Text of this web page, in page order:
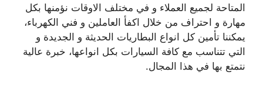
المتاحة لجميع العملاء و في مختلف الاوقات نؤمنها بكل
مهارة و احتراف من خلال اكفأ العاملين و فني الكهرباء،
يمكننا تأمين كل انواع البطاريات الحديثة و الجديدة و
التي تتناسب مع كافة السيارات بكل انواعها، خبرة عالية
نتمتع بها في هذا المجال.